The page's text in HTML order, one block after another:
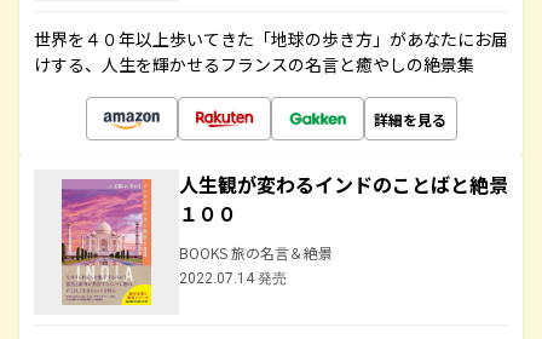
世界を４０年以上歩いてきた「地球の歩き方」があなたにお届
けする、人生を輝かせるフランスの名言と癒やしの絶景集
詳細を見る
人生観が変わるインドのことばと絶景
１００
BOOKS 旅の名言＆絶景
2022.07.14 発売